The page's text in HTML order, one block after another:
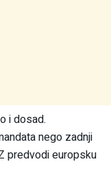
i dosad.
nego zadnji
predvodi europsku